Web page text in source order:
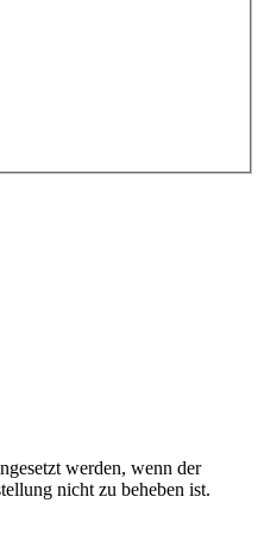
werden, wenn der
nicht zu beheben ist.